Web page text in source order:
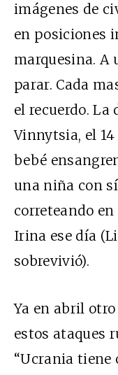
imágenes de
en posiciones
marquesina. A
parar. Cada
el recuerdo. La
Vinnytsia, el
bebé
una niña con
correteando
Irina ese día
sobrevivió).
Ya en abril
estos ataques
“Ucrania tiene